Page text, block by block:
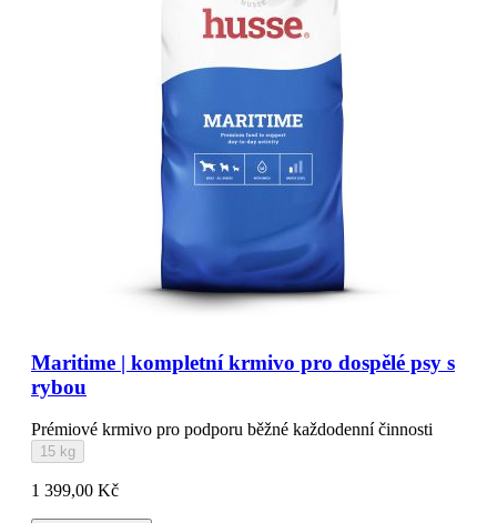
Maritime | kompletní krmivo pro dospělé psy s
rybou
Prémiové krmivo pro podporu běžné každodenní činnosti
15 kg
1 399,00 Kč